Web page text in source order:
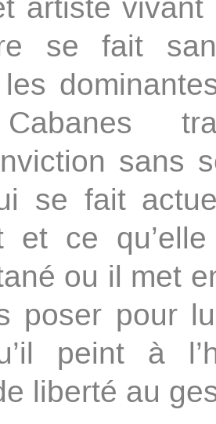
artiste
se fait
sans
se fait
et ce
ou il met
poser pour
peint à
liberté au